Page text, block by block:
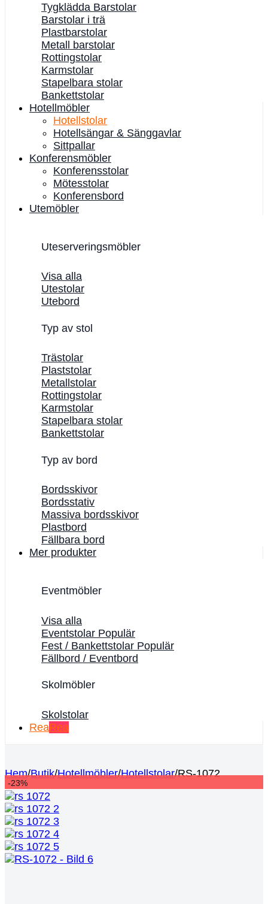
Tygklädda Barstolar
Barstolar i trä
Plastbarstolar
Metall barstolar
Rottingstolar
Karmstolar
Stapelbara stolar
Bankettstolar
Hotellmöbler
Hotellstolar
Hotellsängar & Sänggavlar
Sittpallar
Konferensmöbler
Konferensstolar
Mötesstolar
Konferensbord
Utemöbler
Uteserveringsmöbler
Visa alla
Utestolar
Utebord
Typ av stol
Trästolar
Plaststolar
Metallstolar
Rottingstolar
Karmstolar
Stapelbara stolar
Bankettstolar
Typ av bord
Bordsskivor
Bordsstativ
Massiva bordsskivor
Plastbord
Fällbara bord
Mer produkter
Eventmöbler
Visa alla
Eventstolar
Fest / Bankettstolar
Fällbord / Eventbord
Skolmöbler
Skolstolar
Rea
Hem/Butik/Hotellmöbler/Hotellstolar/RS-1072
-23%